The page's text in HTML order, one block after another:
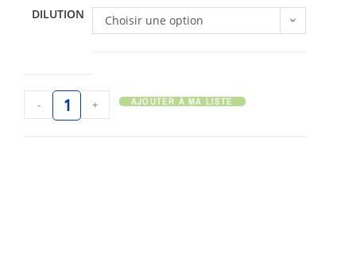
DILUTION Choisir une option
- + AJOUTER À MA LISTE